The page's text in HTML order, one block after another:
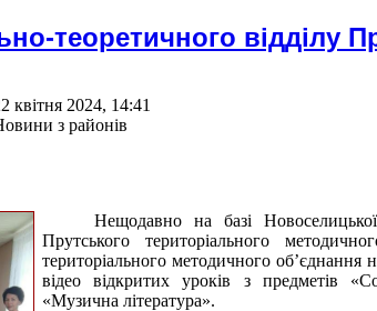
теоретичного відділу
квітня 2024, 14:41
з районів
Нещодавно на базі
Прутського територіального
територіального методичного об’єднання
відео відкритих уроків з предметів
«Музична література».